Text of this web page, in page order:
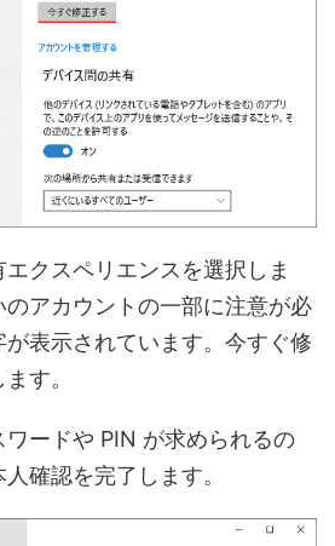
クスペリエンスを選択しま
アカウントの一部に注意が必
表示されています。今すぐ修
す。
ードや PIN が求められるの
確認を完了します。